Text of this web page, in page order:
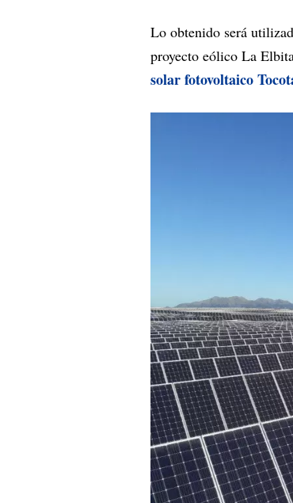
Lo obtenido será
proyecto eólico La
solar fotovoltaico